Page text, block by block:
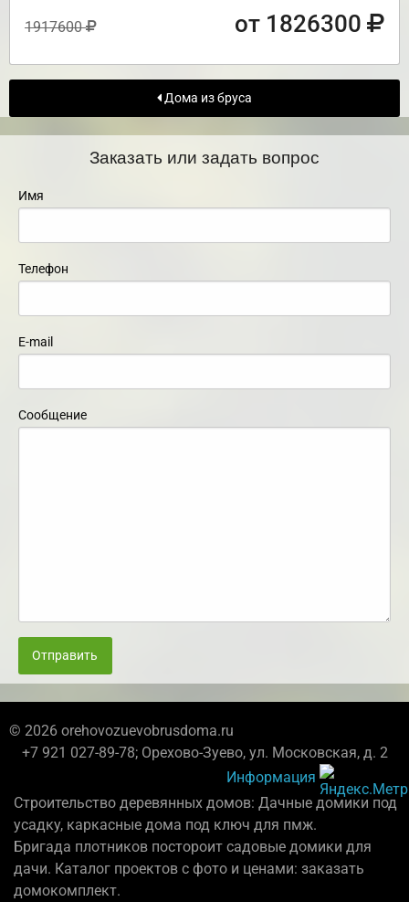
1917600 от 1826300
Дома из бруса
Заказать или задать вопрос
Имя
Телефон
E-mail
Сообщение
Отправить
© 2026 orehovozuevobrusdoma.ru
+7 921 027-89-78; Орехово-Зуево, ул. Московская, д. 2
Информация
Строительство деревянных домов: Дачные домики под
усадку, каркасные дома под ключ для пмж.
Бригада плотников постороит садовые домики для
дачи. Каталог проектов с фото и ценами: заказать
домокомплект.